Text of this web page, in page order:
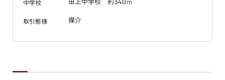
中学校
取引態様 媒介